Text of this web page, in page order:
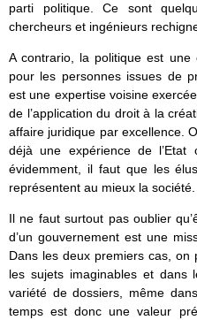
parti politique. Ce sont
chercheurs et ingénieurs
A contrario, la politique est
pour les personnes issues de
est une expertise voisine
de l’application du droit à la
affaire juridique par excellence.
déjà une expérience de
évidemment, il faut que les
représentent au mieux la société.
Il ne faut surtout pas oublier
d’un gouvernement est une
Dans les deux premiers cas,
les sujets imaginables et dans
variété de dossiers, même
temps est donc une valeur